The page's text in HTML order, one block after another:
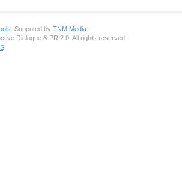
. Suppoted by TNM Media
Dialogue & PR 2.0. All rights reserved.